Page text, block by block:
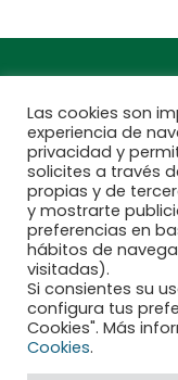
Financiado por la
Las cookies son
experiencia de
privacidad y
solicites a través
propias y de
y mostrarte
preferencias en
hábitos de
visitadas).
Si consientes su
configura tus
Cookies". Más
Cookies.